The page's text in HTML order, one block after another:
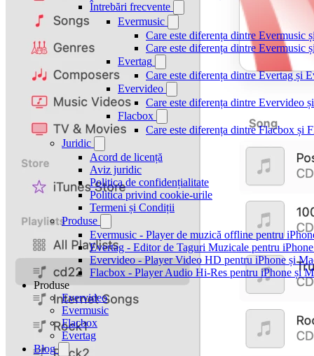
Întrebări frecvente
Evermusic
Care este diferența dintre Evermusic
Care este diferența dintre Evermusic
Evertag
Care este diferența dintre Evertag și
Evervideo
Care este diferența dintre Evervideo
Flacbox
Care este diferența dintre Flacbox și
Juridic
Acord de licență
Aviz juridic
Politica de confidențialitate
Politica privind cookie-urile
Termeni și Condiții
Produse
Evermusic - Player de muzică offline pentru
Evertag - Editor de Taguri Muzicale pentru
Evervideo - Player Video HD pentru iPhone și
Flacbox - Player Audio Hi-Res pentru iPhone și
Produse
Evervideo
Evermusic
Flacbox
Evertag
Blog